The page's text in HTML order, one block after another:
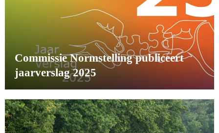
Commissie Normstelling publiceert
jaarverslag 2025